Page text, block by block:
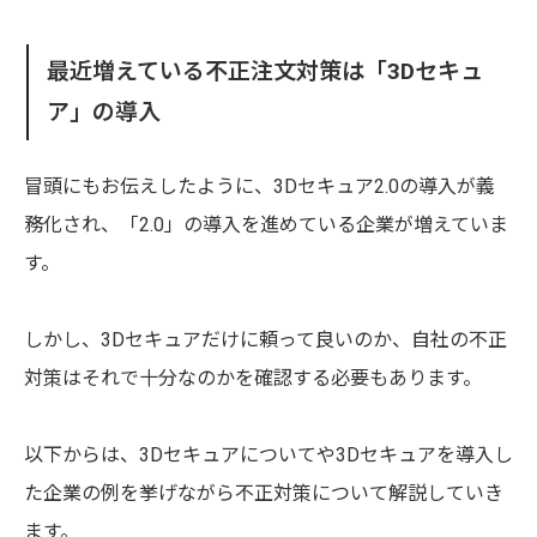
最近増えている不正注文対策は「3Dセキュ
ア」の導入
冒頭にもお伝えしたように、3Dセキュア2.0の導入が義
務化され、「2.0」の導入を進めている企業が増えていま
す。
しかし、3Dセキュアだけに頼って良いのか、自社の不正
対策はそれで十分なのかを確認する必要もあります。
以下からは、3Dセキュアについてや3Dセキュアを導入し
た企業の例を挙げながら不正対策について解説していき
ます。